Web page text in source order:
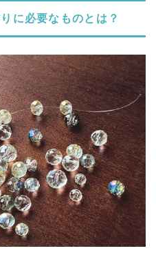
に必要なものとは？